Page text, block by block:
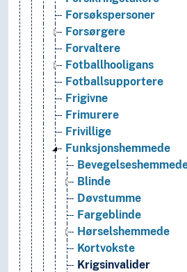
Forsøkspersoner
Forsørgere
Forvaltere
Fotballhooligans
Fotballsupportere
Frigivne
Frimurere
Frivillige
Funksjonshemmede
Blinde
Døvstumme
Fargeblinde
Hørselshemmede
Kortvokste
Krigsinvalider